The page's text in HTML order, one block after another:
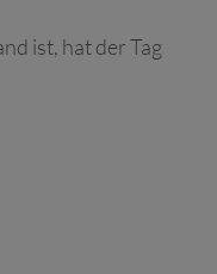
ist, hat der Tag